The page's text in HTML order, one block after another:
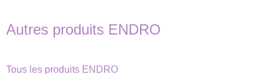
Autres produits ENDRO
Tous les produits ENDRO